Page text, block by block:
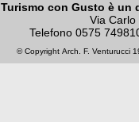
Turismo con Gusto è un
Via
Telefono 0575
© Copyright Arch. F. Venturucci